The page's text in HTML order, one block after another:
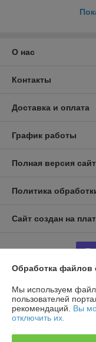
О нас
Контакты
Доставка и оплата
График работы
Полная версия
Политика
Сайт создан на
Информация для
Юридическое лицо:
Слободка)
Обработка файлов
Мы используем
пользователей
рекомендаций. Вы
отключить их.